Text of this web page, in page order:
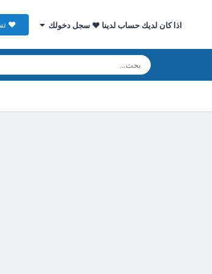
اذا كان لديك حساب لدينا ♥ سجل دخولك ♥